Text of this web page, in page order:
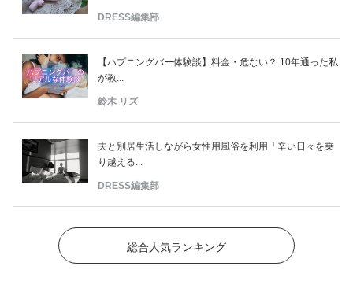
DRESS編集部
【ハプニングバー体験談】料金・危ない？ 10年通った私
が教...
鈴木 リズ
夫と別居生活しながら女性用風俗を利用「辛い日々を乗
り越える...
DRESS編集部
総合人気ランキング